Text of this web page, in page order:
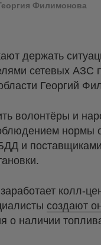
Филимонова
держать
сетевых АЗС
Георгий
волонтёры и
нормы
и
колл-
создают
о наличии